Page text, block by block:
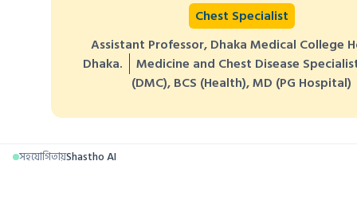
Chest Specialist
Assistant Professor, Dhaka Medical College
Dhaka.
Medicine and Chest Disease
(DMC), BCS (Health), MD (PG Hospital)
সহযোগিতায়Shastho AI